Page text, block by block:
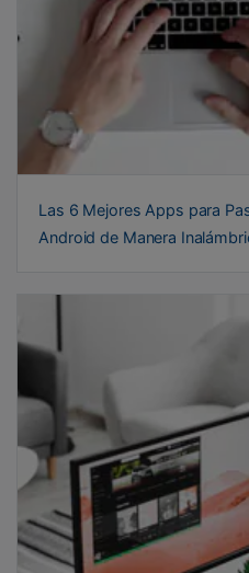
Las 6 Mejores Apps para
Android de Manera